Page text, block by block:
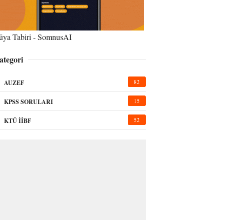
Tabiri - SomnusAI
AUZEF 82
KPSS SORULARI 15
KTÜ İİBF 52